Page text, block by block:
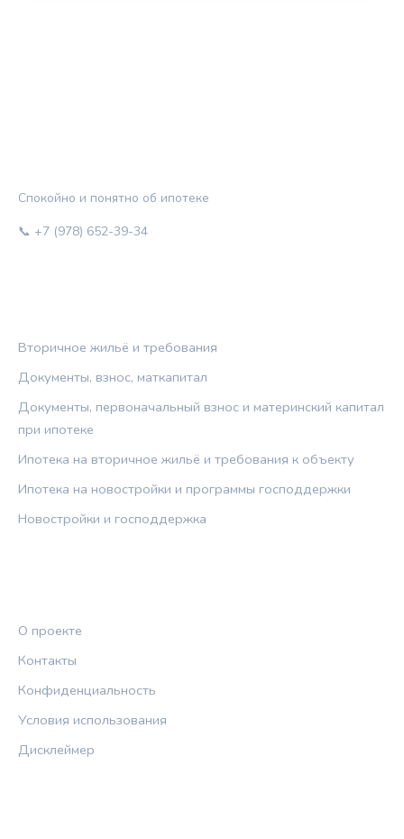
Спокойно и понятно об ипотеке
📞 +7 (978) 652-39-34
Вторичное жильё и требования
Документы, взнос, маткапитал
Документы, первоначальный взнос и материнский капитал
при ипотеке
Ипотека на вторичное жильё и требования к объекту
Ипотека на новостройки и программы господдержки
Новостройки и господдержка
О проекте
Контакты
Конфиденциальность
Условия использования
Дисклеймер